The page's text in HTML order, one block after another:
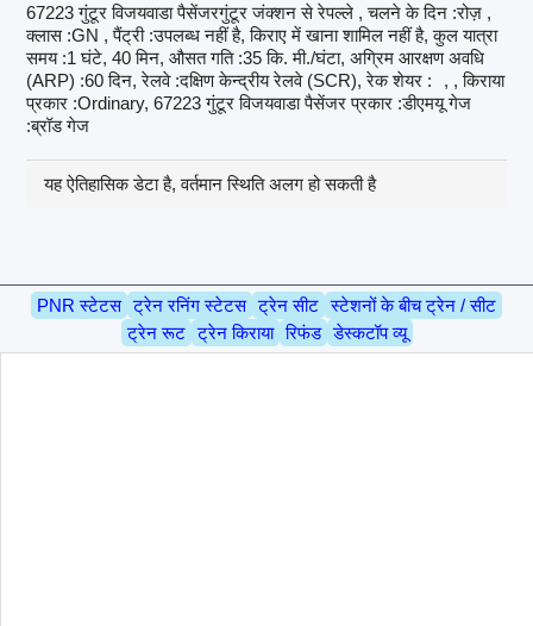
67223 गुंटूर विजयवाडा पैसेंजरगुंटूर जंक्शन से रेपल्ले , चलने के दिन :रोज़ ,
क्लास :GN , पैंट्री :उपलब्ध नहीं है, किराए में खाना शामिल नहीं है, कुल यात्रा
समय :1 घंटे, 40 मिन, औसत गति :35 कि. मी./घंटा, अग्रिम आरक्षण अवधि
(ARP) :60 दिन, रेलवे :दक्षिण केन्द्रीय रेलवे (SCR), रेक शेयर :
, , किराया
प्रकार :Ordinary, 67223 गुंटूर विजयवाडा पैसेंजर प्रकार :डीएमयू गेज
:ब्रॉड गेज
यह ऐतिहासिक डेटा है, वर्तमान स्थिति अलग हो सकती है
PNR स्टेटस ट्रेन रनिंग स्टेटस ट्रेन सीट स्टेशनों के बीच ट्रेन / सीट
ट्रेन रूट ट्रेन किराया रिफंड डेस्कटॉप व्यू